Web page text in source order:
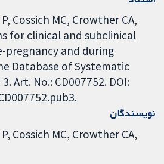
Cossich MC, Crowther CA,
for clinical and subclinical
pregnancy and during
Database of Systematic
Art. No.: CD007752. DOI:
نویسندگان
Cossich MC Crowther CA